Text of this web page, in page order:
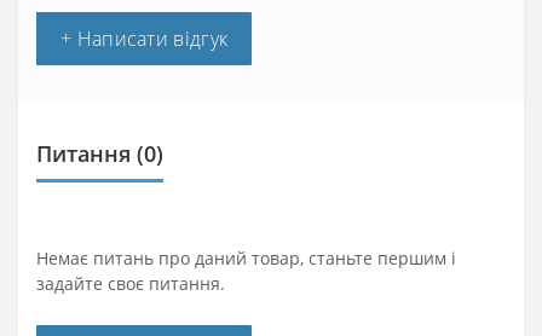
+ Написати відгук
Питання (0)
Немає питань про даний товар, станьте першим і
задайте своє питання.